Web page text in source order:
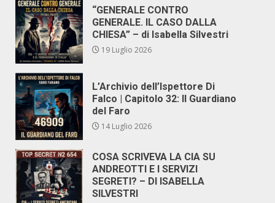
“GENERALE CONTRO
GENERALE. IL CASO DALLA
CHIESA” – di Isabella Silvestri
19 Luglio 2026
L’Archivio dell’Ispettore Di
Falco | Capitolo 32: Il Guardiano
del Faro
14 Luglio 2026
COSA SCRIVEVA LA CIA SU
ANDREOTTI E I SERVIZI
SEGRETI? – DI ISABELLA
SILVESTRI